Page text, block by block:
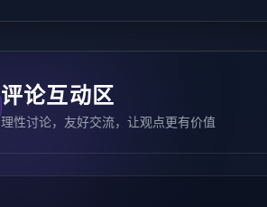
评论互动区
理性讨论，友好交流，让观点更有价值